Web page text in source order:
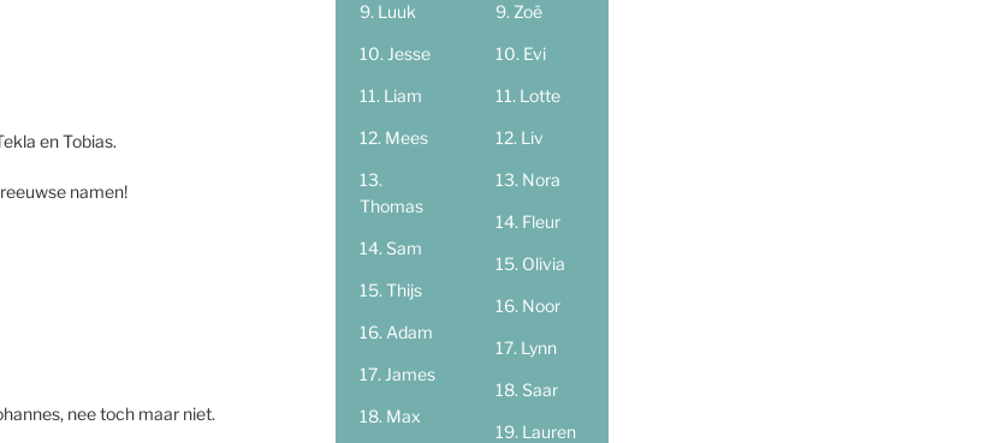
en Tobias.
namen!
nee toch maar niet.
Luuk
Jesse
Liam
Mees
Thomas
Sam
Thijs
Adam
James
Max
Zoë
Evi
Lotte
Liv
Nora
Fleur
Olivia
Noor
Lynn
Saar
Lauren